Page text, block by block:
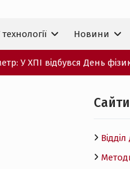
технологiї Новини
У ХПІ відбувся День